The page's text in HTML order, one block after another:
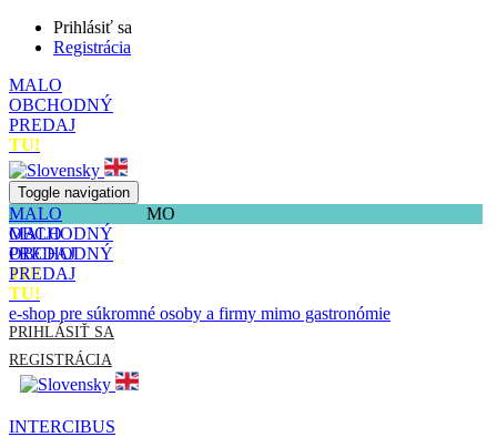
Prihlásiť sa
Registrácia
MALO
OBCHODNÝ
PREDAJ
TU!
Toggle navigation
MALO
OBCHODNÝ
PREDAJ
TU!
MO
MALO
OBCHODNÝ
PREDAJ
TU!
e-shop pre súkromné osoby a firmy mimo gastronómie
PRIHLÁSIŤ SA
REGISTRÁCIA
INTERCIBUS